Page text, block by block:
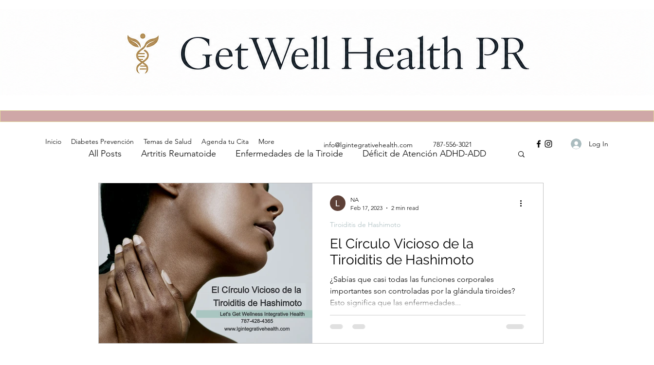
Inicio Diabetes Prevención Temas de Salud Agenda tu Cita More info@lgintegrativehealth.com 787-556-3021 Log In
All Posts Artritis Reumatoide Enfermedades de la Tiroide Déficit de Atención ADHD-ADD
Tiroiditis de Hashimoto Dandole la Batalla al Cancer
El Círculo Vicioso de la
Tiroiditis de Hashimoto
¿Sabías que casi todas las funciones corporales
importantes son controladas por la glándula tiroides?
Esto significa que las enfermedades...
Tiroiditis de Hashimoto
NA
Feb 17, 2023
2 min read